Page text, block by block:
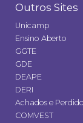
Outros Sites
Unicamp
Ensino Aberto
GGTE
GDE
DEAPE
DERI
Achados e
COMVEST